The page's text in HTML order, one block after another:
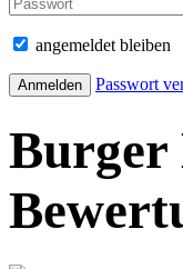
angemeldet bleiben
Passwort
Burger